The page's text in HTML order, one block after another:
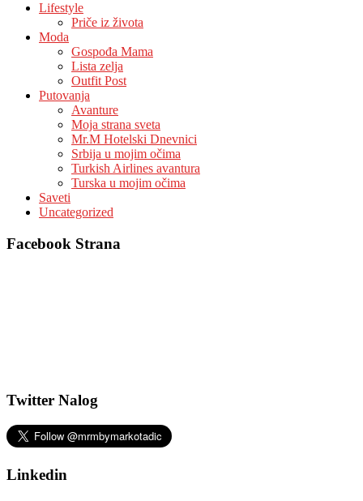
Lifestyle
Priče iz života
Moda
Gospođa Mama
Lista zelja
Outfit Post
Putovanja
Avanture
Moja strana sveta
Mr.M Hotelski Dnevnici
Srbija u mojim očima
Turkish Airlines avantura
Turska u mojim očima
Saveti
Uncategorized
Facebook Strana
Twitter Nalog
Linkedin